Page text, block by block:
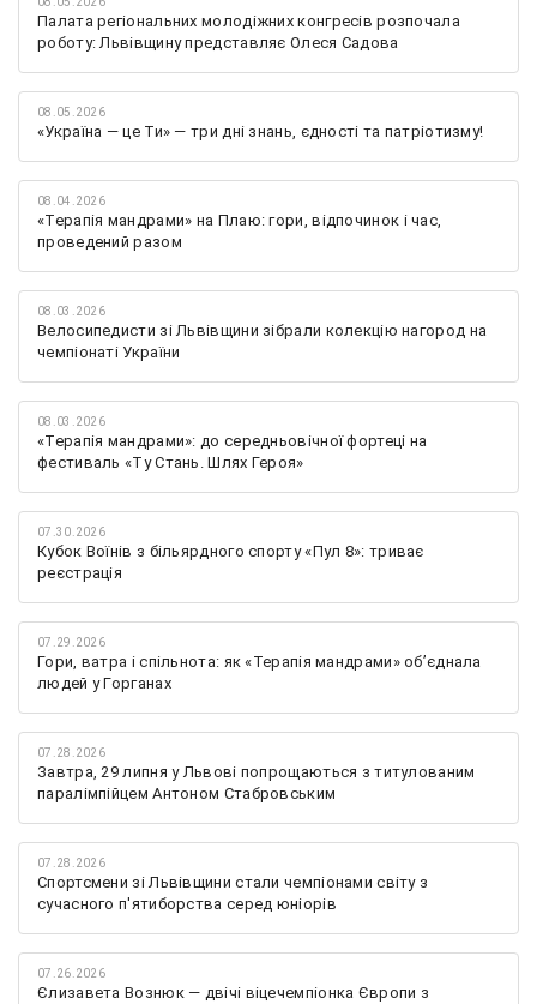
Палата регіональних молодіжних конгресів розпочала
роботу: Львівщину представляє Олеся Садова
08.05.2026
«Україна — це Ти» — три дні знань, єдності та патріотизму!
08.04.2026
«Терапія мандрами» на Плаю: гори, відпочинок і час,
проведений разом
08.03.2026
Велосипедисти зі Львівщини зібрали колекцію нагород на
чемпіонаті України
08.03.2026
«Терапія мандрами»: до середньовічної фортеці на
фестиваль «Ту Стань. Шлях Героя»
07.30.2026
Кубок Воїнів з більярдного спорту «Пул 8»: триває
реєстрація
07.29.2026
Гори, ватра і спільнота: як «Терапія мандрами» об’єднала
людей у Горганах
07.28.2026
Завтра, 29 липня у Львові попрощаються з титулованим
паралімпійцем Антоном Стабровським
07.28.2026
Спортсмени зі Львівщини стали чемпіонами світу з
сучасного п'ятиборства серед юніорів
07.26.2026
Єлизавета Вознюк — двічі віцечемпіонка Європи з